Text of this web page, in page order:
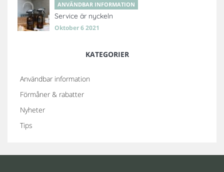
ANVÄNDBAR INFORMATION
Service är nyckeln
Oktober 6 2021
KATEGORIER
Användbar information
Förmåner & rabatter
Nyheter
Tips